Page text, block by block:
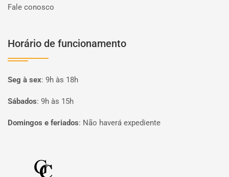
Fale conosco
Horário de funcionamento
Seg à sex: 9h às 18h
Sábados: 9h às 15h
Domingos e feriados: Não haverá expediente